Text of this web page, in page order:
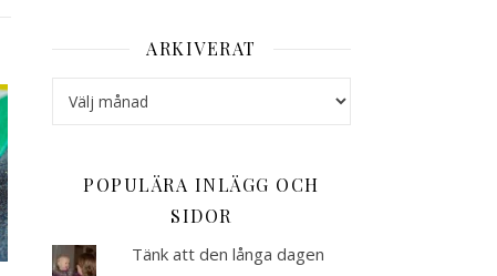
ARKIVERAT
POPULÄRA INLÄGG OCH
SIDOR
Tänk att den långa dagen